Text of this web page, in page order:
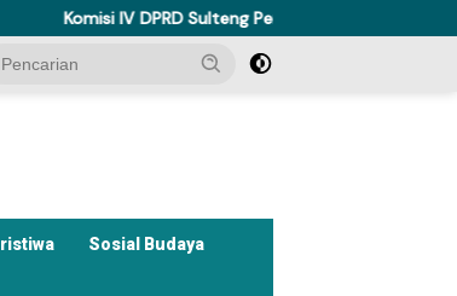
Sulteng Perkuat Perda Kesehatan Dukung
Sosial Budaya